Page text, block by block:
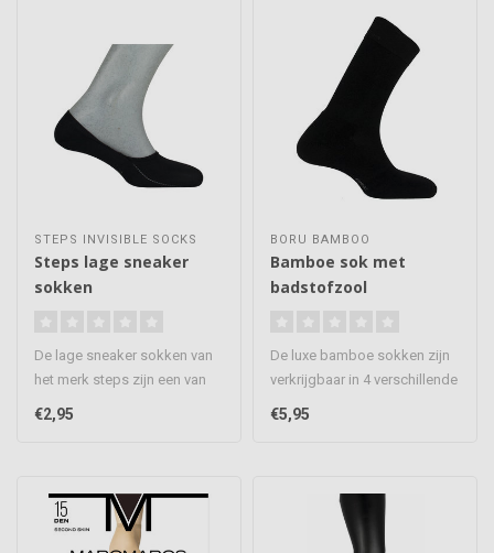
STEPS INVISIBLE SOCKS
Steps lage sneaker
sokken
De lage sneaker sokken van
het merk steps zijn een van
de zo niet de beste sneak..
€2,95
BORU BAMBOO
Bamboe sok met
badstofzool
De luxe bamboe sokken zijn
verkrijgbaar in 4 verschillende
kleuren, hebben een c..
€5,95